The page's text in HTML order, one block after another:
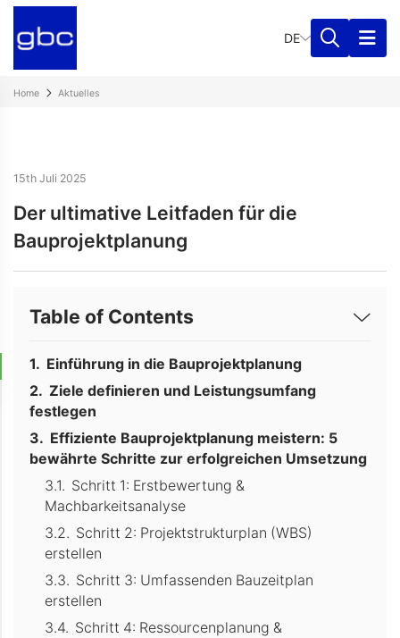
DE
Home Aktuelles
15th Juli 2025
Der ultimative Leitfaden für die
Bauprojektplanung
Table of Contents
Einführung in die Bauprojektplanung
Ziele definieren und Leistungsumfang
festlegen
Effiziente Bauprojektplanung meistern: 5
bewährte Schritte zur erfolgreichen Umsetzung
Schritt 1: Erstbewertung &
Machbarkeitsanalyse
Schritt 2: Projektstrukturplan (WBS)
erstellen
Schritt 3: Umfassenden Bauzeitplan
erstellen
Schritt 4: Ressourcenplanung &